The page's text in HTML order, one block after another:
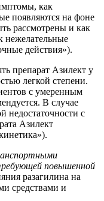
как
появляются на фоне
рассмотрены и как
нежелательные
действия»).
препарат Азилект у
легкой степени.
с умеренным
В случае
недостаточности с
Азилект
повышенной
разагилина на
средствами и